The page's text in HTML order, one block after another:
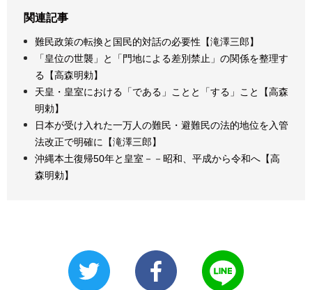
関連記事
難民政策の転換と国民的対話の必要性【滝澤三郎】
「皇位の世襲」と「門地による差別禁止」の関係を整理す
る【高森明勅】
天皇・皇室における「である」ことと「する」こと【高森
明勅】
日本が受け入れた一万人の難民・避難民の法的地位を入管
法改正で明確に【滝澤三郎】
沖縄本土復帰50年と皇室－－昭和、平成から令和へ【高
森明勅】